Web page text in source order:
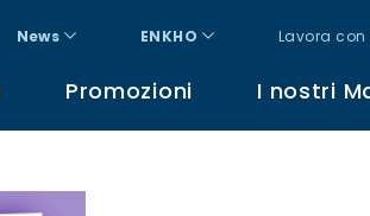
News ENKHO Lavora con
Promozioni I nostri